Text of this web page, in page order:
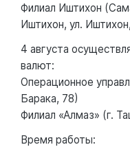
Филиал Иштихон
Иштихон, ул.
4 августа
валют:
Операционное
Барака, 78)
Филиал «Алмаз» (г.
Время работы: